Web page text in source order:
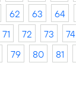
62 63 64
71 72 73 74
79 80 81